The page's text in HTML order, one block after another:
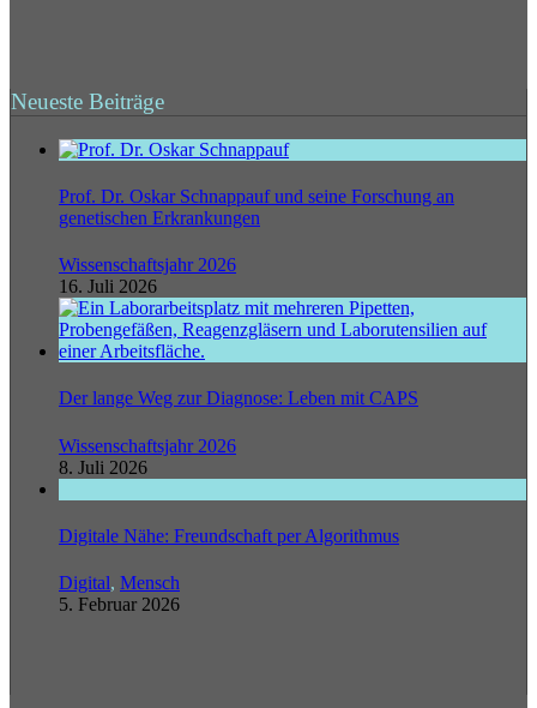
Neueste Beiträge
Prof. Dr. Oskar Schnappauf und seine Forschung an
genetischen Erkrankungen
Wissenschaftsjahr 2026
16. Juli 2026
Der lange Weg zur Diagnose: Leben mit CAPS
Wissenschaftsjahr 2026
8. Juli 2026
Digitale Nähe: Freundschaft per Algorithmus
Digital, Mensch
5. Februar 2026